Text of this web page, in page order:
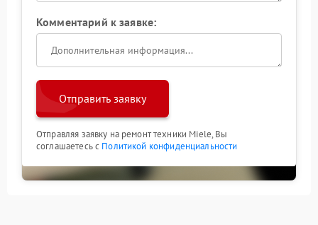
Комментарий к заявке:
Отправить заявку
Отправляя заявку на ремонт техники Miele, Вы
соглашаетесь с Политикой конфиденциальности